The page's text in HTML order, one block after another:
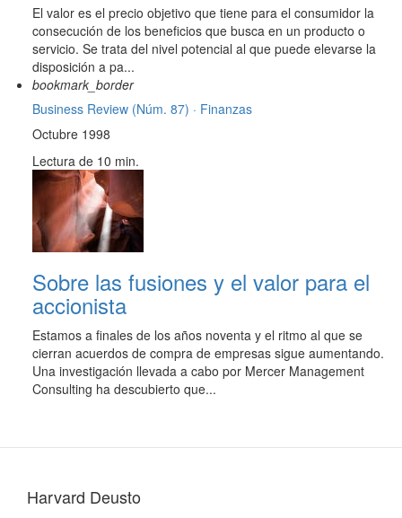
El valor es el precio objetivo que tiene para el consumidor la
consecución de los beneficios que busca en un producto o
servicio. Se trata del nivel potencial al que puede elevarse la
disposición a pa...
bookmark_border
Business Review (Núm. 87) · Finanzas
Octubre 1998
Lectura de 10 min.
Sobre las fusiones y el valor para el
accionista
Estamos a finales de los años noventa y el ritmo al que se
cierran acuerdos de compra de empresas sigue aumentando.
Una investigación llevada a cabo por Mercer Management
Consulting ha descubierto que...
Harvard Deusto